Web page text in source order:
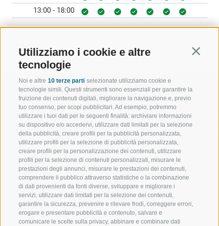
Utilizziamo i cookie e altre
tecnologie
Noi e altre 10 terze parti selezionate utilizziamo cookie e
tecnologie simili. Questi strumenti sono essenziali per garantire la
fruizione dei contenuti digitali, migliorare la navigazione e, previo
tuo consenso, per scopi pubblicitari. Ad esempio, potremmo
utilizzare i tuoi dati per le seguenti finalità: archiviare informazioni
su dispositivo e/o accedervi, utilizzare dati limitati per la selezione
della pubblicità, creare profili per la pubblicità personalizzata,
utilizzare profili per la selezione di pubblicità personalizzata,
creare profili per la personalizzazione dei contenuti, utilizzare
profili per la selezione di contenuti personalizzati, misurare le
prestazioni degli annunci, misurare le prestazioni dei contenuti,
comprendere il pubblico attraverso statistiche o la combinazione
di dati provenienti da fonti diverse, sviluppare e migliorare i
servizi, utilizzare dati limitati per la selezione dei contenuti,
garantire la sicurezza, prevenire e rilevare frodi, correggere errori,
erogare e presentare pubblicità e contenuto, salvare e
comunicare le scelte sulla privacy, abbinare e combinare dati
13:00 - 18:00
BENVENUTI NELLA REGIONE
TURISTICA DI RACINES
VAL GIOVO
VAL RACINES
VAL RIDANNA
IMPIANTI DI RISALITA
SPORT E
MOMENTI
SCIARE
ESCURSIONI
ALTA
BIKE